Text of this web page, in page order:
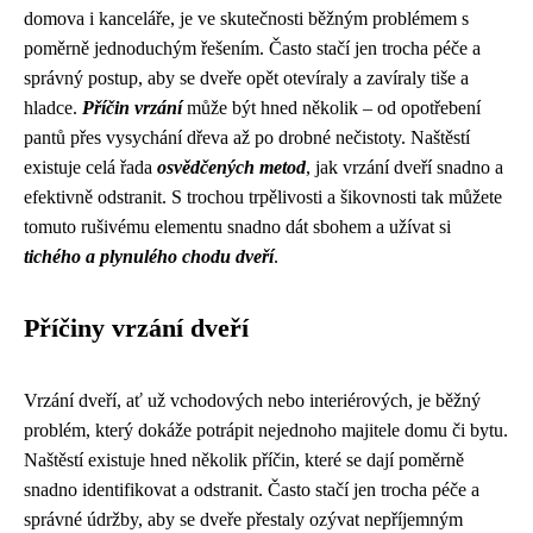
domova i kanceláře, je ve skutečnosti běžným problémem s
poměrně jednoduchým řešením. Často stačí jen trocha péče a
správný postup, aby se dveře opět otevíraly a zavíraly tiše a
hladce. Příčin vrzánímůže být hned několik – od opotřebení
pantů přes vysychání dřeva až po drobné nečistoty. Naštěstí
existuje celá řada osvědčených metod, jak vrzání dveří snadno a
efektivně odstranit. S trochou trpělivosti a šikovnosti tak můžete
tomuto rušivému elementu snadno dát sbohem a užívat si
tichého a plynulého chodu dveří.
Příčiny vrzání dveří
Vrzání dveří, ať už vchodových nebo interiérových, je běžný
problém, který dokáže potrápit nejednoho majitele domu či bytu.
Naštěstí existuje hned několik příčin, které se dají poměrně
snadno identifikovat a odstranit. Často stačí jen trocha péče a
správné údržby, aby se dveře přestaly ozývat nepříjemným